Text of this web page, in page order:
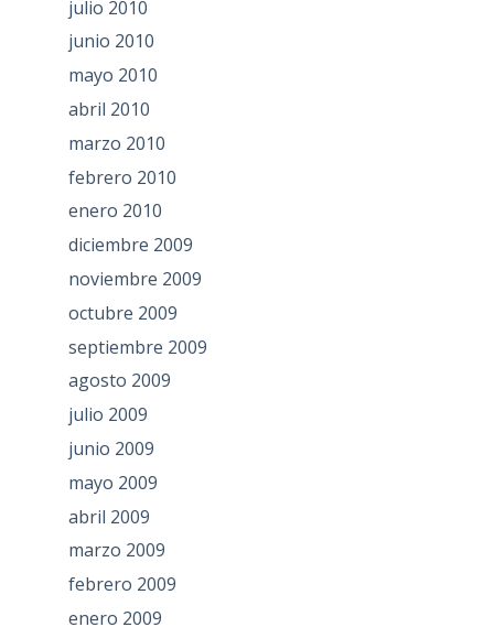
julio 2010
junio 2010
mayo 2010
abril 2010
marzo 2010
febrero 2010
enero 2010
diciembre 2009
noviembre 2009
octubre 2009
septiembre 2009
agosto 2009
julio 2009
junio 2009
mayo 2009
abril 2009
marzo 2009
febrero 2009
enero 2009